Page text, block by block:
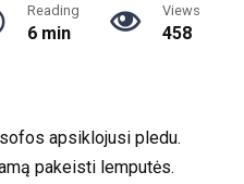
Reading
6 min
Views
458
apsiklojusi pledu.
pakeisti lemputės.